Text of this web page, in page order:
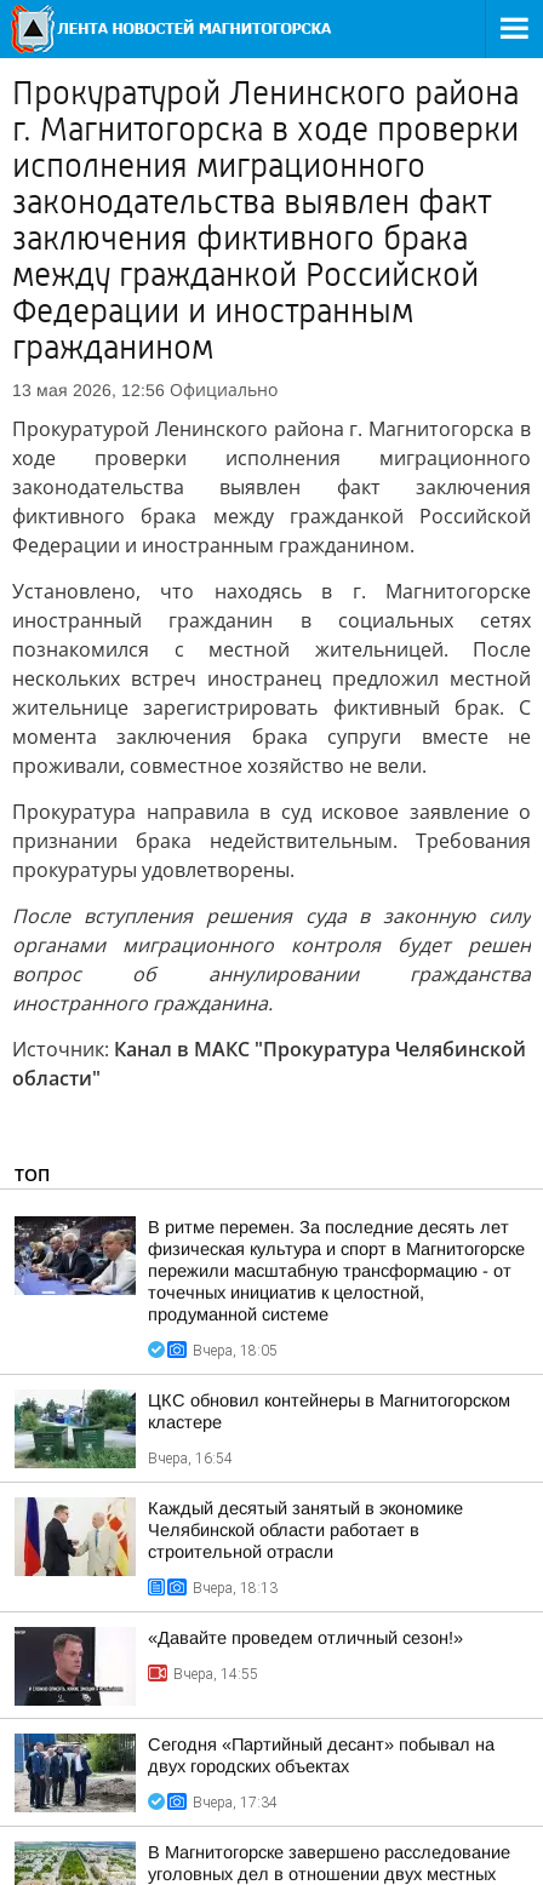
Прокуратурой Ленинского района
г. Магнитогорска в ходе проверки
исполнения миграционного
законодательства выявлен факт
заключения фиктивного брака
между гражданкой Российской
Федерации и иностранным
гражданином
13 мая 2026, 12:56 Официально
Прокуратурой Ленинского района г. Магнитогорска в
ходе проверки исполнения миграционного
законодательства выявлен факт заключения
фиктивного брака между гражданкой Российской
Федерации и иностранным гражданином.
Установлено, что находясь в г. Магнитогорске
иностранный гражданин в социальных сетях
познакомился с местной жительницей. После
нескольких встреч иностранец предложил местной
жительнице зарегистрировать фиктивный брак. С
момента заключения брака супруги вместе не
проживали, совместное хозяйство не вели.
Прокуратура направила в суд исковое заявление о
признании брака недействительным. Требования
прокуратуры удовлетворены.
После вступления решения суда в законную силу
органами миграционного контроля будет решен
вопрос об аннулировании гражданства
иностранного гражданина.
Источник: Канал в МАКС "Прокуратура Челябинской
области"
ТОП
В ритме перемен. За последние десять лет
физическая культура и спорт в Магнитогорске
пережили масштабную трансформацию - от
точечных инициатив к целостной,
продуманной системе
Вчера, 18:05
ЦКС обновил контейнеры в Магнитогорском
кластере
Вчера, 16:54
Каждый десятый занятый в экономике
Челябинской области работает в
строительной отрасли
Вчера, 18:13
«Давайте проведем отличный сезон!»
Вчера, 14:55
Сегодня «Партийный десант» побывал на
двух городских объектах
Вчера, 17:34
В Магнитогорске завершено расследование
уголовных дел в отношении двух местных